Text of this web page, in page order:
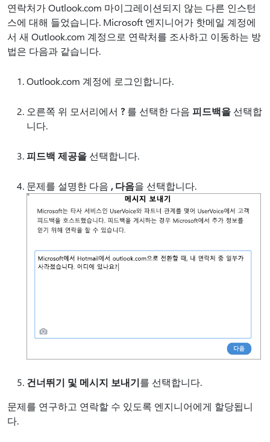
연락처가 Outlook.com 마이그레이션되지 않는 다른 인스턴
스에 대해 들었습니다. Microsoft 엔지니어가 핫메일 계정에
서 새 Outlook.com 계정으로 연락처를 조사하고 이동하는 방
법은 다음과 같습니다.
Outlook.com 계정에 로그인합니다.
오른쪽 위 모서리에서 ? 를 선택한 다음 피드백을 선택합
니다.
피드백 제공을 선택합니다.
문제를 설명한 다음 , 다음을 선택합니다.
건너뛰기 및 메시지 보내기를 선택합니다.
문제를 연구하고 연락할 수 있도록 엔지니어에게 할당됩니
다.